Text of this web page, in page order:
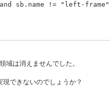
!= "left-frame"
域は消えませんでした。
できないのでしょうか？